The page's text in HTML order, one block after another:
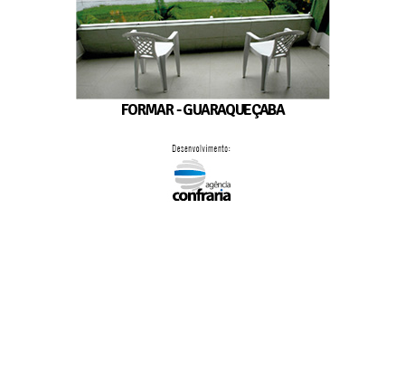
FORMAR - GUARAQUEÇABA